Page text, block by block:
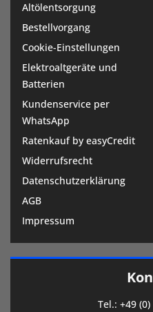
Altölentsorgung
Bestellvorgang
Cookie-Einstellungen
Elektroaltgeräte und
Batterien
Kundenservice per
WhatsApp
Ratenkauf by easyCredit
Widerrufsrecht
Datenschutzerklärung
AGB
Impressum
Tel.: +49